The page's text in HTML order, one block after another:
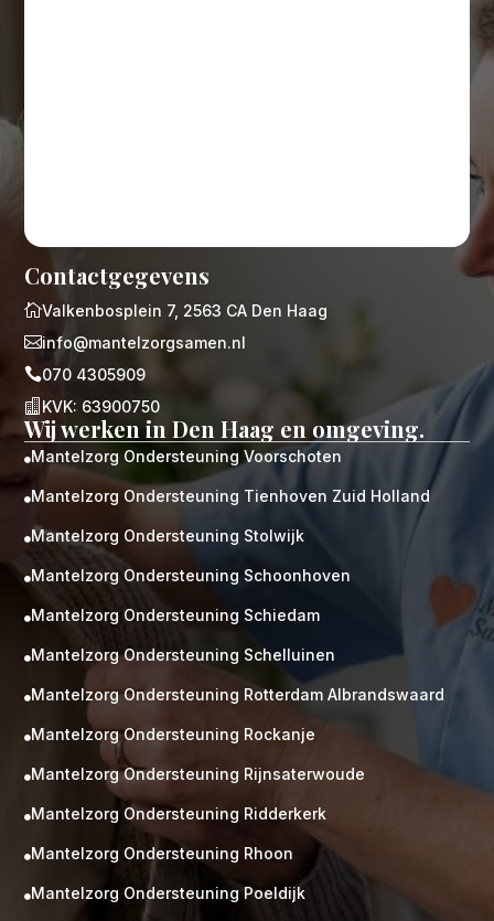
Contactgegevens
Valkenbosplein 7, 2563 CA Den Haag
info@mantelzorgsamen.nl
070 4305909
 KVK: 63900750
Wij werken in Den Haag en omgeving.
Mantelzorg Ondersteuning Voorschoten
Mantelzorg Ondersteuning Tienhoven Zuid Holland
Mantelzorg Ondersteuning Stolwijk
Mantelzorg Ondersteuning Schoonhoven
Mantelzorg Ondersteuning Schiedam
Mantelzorg Ondersteuning Schelluinen
Mantelzorg Ondersteuning Rotterdam Albrandswaard
Mantelzorg Ondersteuning Rockanje
Mantelzorg Ondersteuning Rijnsaterwoude
Mantelzorg Ondersteuning Ridderkerk
Mantelzorg Ondersteuning Rhoon
Mantelzorg Ondersteuning Poeldijk